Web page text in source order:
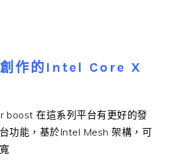
創作的Intel Core X
boost 在這系列平台有更好的發
功能，基於Intel Mesh 架構，可